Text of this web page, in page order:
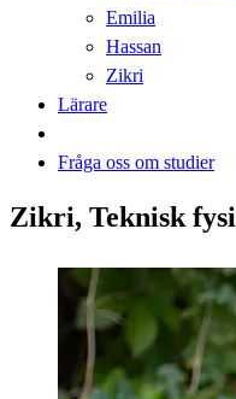
Emilia
Hassan
Zikri
Lärare
Fråga oss om studier
Zikri, Teknisk